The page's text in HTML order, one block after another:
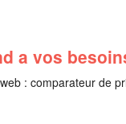
a vos
: comparateur de